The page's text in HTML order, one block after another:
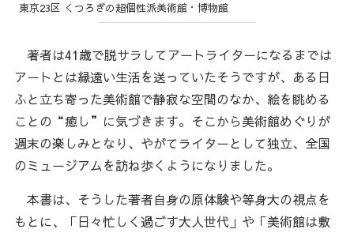
東京23区 くつろぎの超個性派美術館・博物館
著者は41歳で脱サラしてアートライターになるまでは
アートとは縁遠い生活を送っていたそうですが、ある日
ふと立ち寄った美術館で静寂な空間のなか、絵を眺める
ことの“癒し”に気づきます。そこから美術館めぐりが
週末の楽しみとなり、やがてライターとして独立、全国
のミュージアムを訪ね歩くようになりました。
本書は、そうした著者自身の原体験や等身大の視点を
もとに、「日々忙しく過ごす大人世代」や「美術館は敷